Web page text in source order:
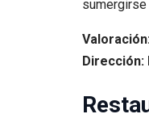
Dirección: